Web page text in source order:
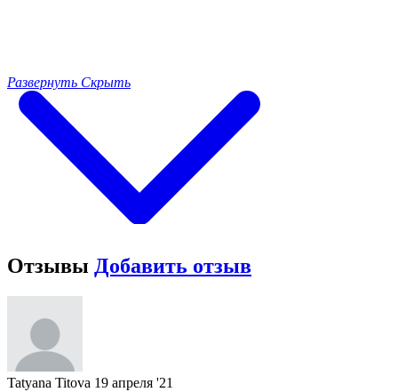
Развернуть Скрыть
Отзывы Добавить отзыв
Tatyana Titova 19 апреля '21